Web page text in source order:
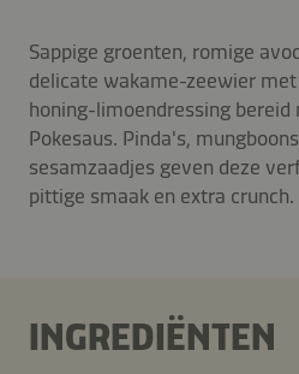
Sappige groenten, romige
delicate wakame-zeewier
honing-limoendressing bereid
Pokesaus. Pinda's,
sesamzaadjes geven deze
pittige smaak en extra crunch.
INGREDIËNTEN